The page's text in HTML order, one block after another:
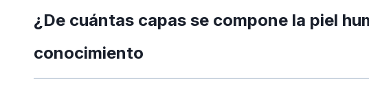
¿De cuántas capas se compone la piel
conocimiento